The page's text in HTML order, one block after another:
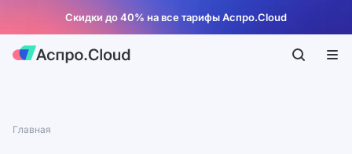
Скидки до 40% на все тарифы Аспро.Cloud
Главная